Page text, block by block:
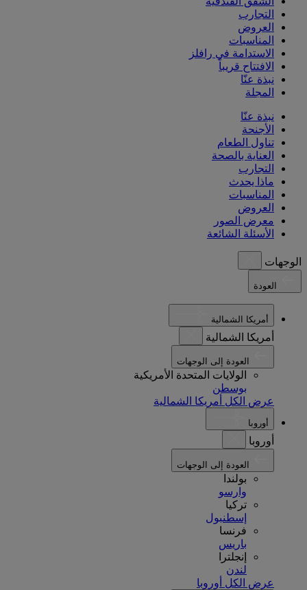
التجارب
العروض
المناسبات
الاستدامة في رافلز
الافتتاح قريباً
نبذة عنّا
المجلة
نبذة عنّا
الأجنحة
تناول الطعام
العناية بالصحة
التجارب
ماذا يحدث
المناسبات
العروض
معرض الصور
الأسئلة الشائعة
الوجهات
أمريكا الشمالية
أمريكا الشمالية
الولايات المتحدة الأمريكية
بوسطن
عرض الكل أمريكا الشمالية
أوروبا
أوروبا
بولندا
وارسو
تركيا
إسطنبول
فرنسا
باريس
إنجلترا
لندن
عرض الكل أوروبا